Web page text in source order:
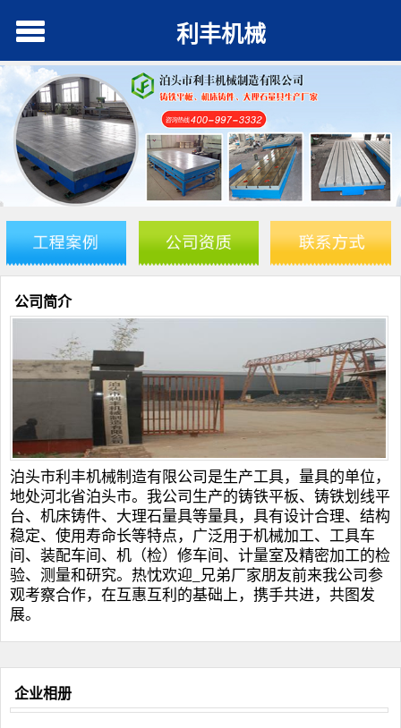
利丰机械
公司简介
泊头市利丰机械制造有限公司是生产工具，量具的单位，
地处河北省泊头市。我公司生产的铸铁平板、 铸铁划线平
台、 机床铸件、 大理石量具等量具，具有设计合理、结构
稳定、使用寿命长等特点，广泛用于机械加工、工具车
间、装配车间、机（检）修车间、计量室及精密加工的检
验、测量和研究。热忱欢迎_兄弟厂家朋友前来我公司参
观考察合作，在互惠互利的基础上，携手共进，共图发
展。
企业相册